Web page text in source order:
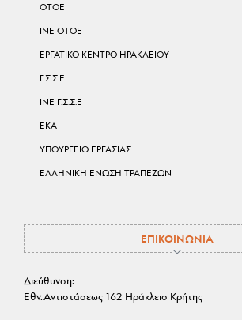
ΟΤΟΕ
ΙΝΕ ΟΤΟΕ
ΕΡΓΑΤΙΚΟ ΚΕΝΤΡΟ ΗΡΑΚΛΕΙΟΥ
Γ.Σ.Σ.Ε
ΙΝΕ Γ.Σ.Σ.Ε
ΕΚΑ
ΥΠΟΥΡΓΕΙΟ ΕΡΓΑΣΙΑΣ
ΕΛΛΗΝΙΚΗ ΕΝΩΣΗ ΤΡΑΠΕΖΩΝ
ΕΠΙΚΟΙΝΩΝΙΑ
Διεύθυνση:
Εθν.Αντιστάσεως 162 Ηράκλειο Κρήτης